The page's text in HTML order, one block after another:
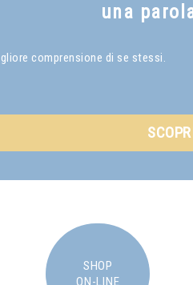
una
comprensione di se stessi.
SHOP
ON-LINE